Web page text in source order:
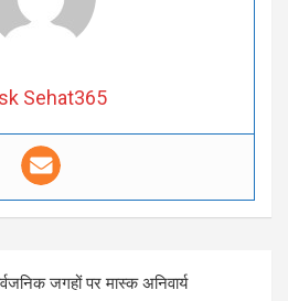
Sehat365
जगहों पर मास्क अनिवार्य